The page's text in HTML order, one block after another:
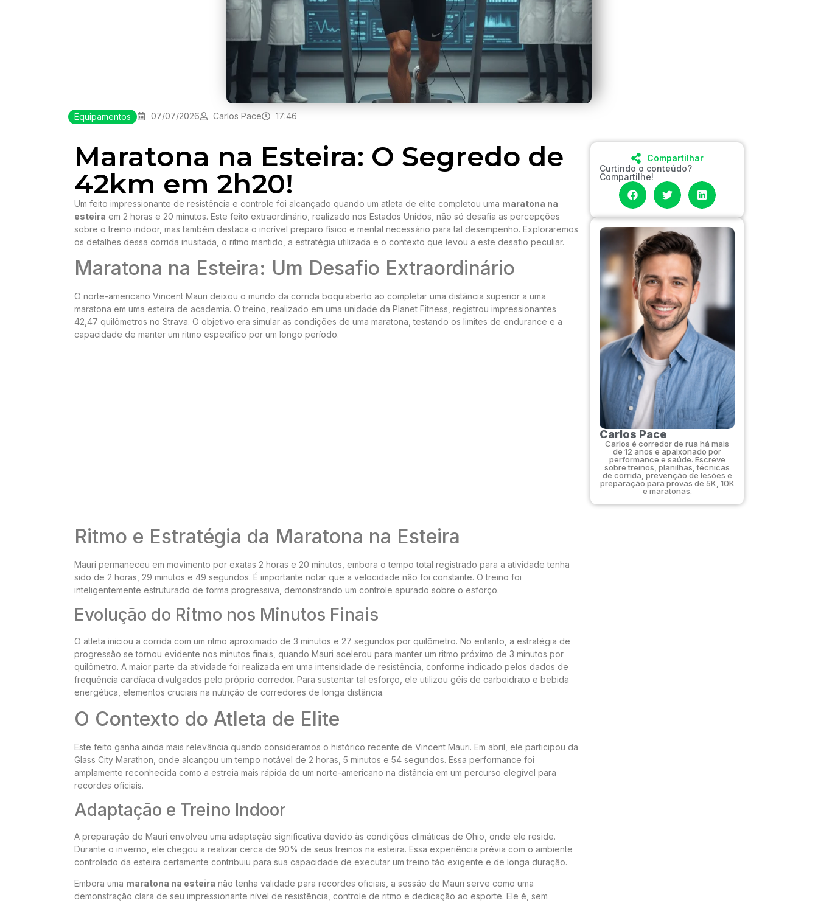
Equipamentos 07/07/2026 Carlos Pace 17:46
Maratona na Esteira: O Segredo de
42km em 2h20!
Um feito impressionante de resistência e controle foi alcançado quando um atleta de elite completou uma maratona na
esteira em 2 horas e 20 minutos. Este feito extraordinário, realizado nos Estados Unidos, não só desafia as percepções
sobre o treino indoor, mas também destaca o incrível preparo físico e mental necessário para tal desempenho. Exploraremos
os detalhes dessa corrida inusitada, o ritmo mantido, a estratégia utilizada e o contexto que levou a este desafio peculiar.
Maratona na Esteira: Um Desafio Extraordinário
O norte-americano Vincent Mauri deixou o mundo da corrida boquiaberto ao completar uma distância superior a uma
maratona em uma esteira de academia. O treino, realizado em uma unidade da Planet Fitness, registrou impressionantes
42,47 quilômetros no Strava. O objetivo era simular as condições de uma maratona, testando os limites de endurance e a
capacidade de manter um ritmo específico por um longo período.
Ritmo e Estratégia da Maratona na Esteira
Mauri permaneceu em movimento por exatas 2 horas e 20 minutos, embora o tempo total registrado para a atividade tenha
sido de 2 horas, 29 minutos e 49 segundos. É importante notar que a velocidade não foi constante. O treino foi
inteligentemente estruturado de forma progressiva, demonstrando um controle apurado sobre o esforço.
Evolução do Ritmo nos Minutos Finais
O atleta iniciou a corrida com um ritmo aproximado de 3 minutos e 27 segundos por quilômetro. No entanto, a estratégia de
progressão se tornou evidente nos minutos finais, quando Mauri acelerou para manter um ritmo próximo de 3 minutos por
quilômetro. A maior parte da atividade foi realizada em uma intensidade de resistência, conforme indicado pelos dados de
frequência cardíaca divulgados pelo próprio corredor. Para sustentar tal esforço, ele utilizou géis de carboidrato e bebida
energética, elementos cruciais na nutrição de corredores de longa distância.
O Contexto do Atleta de Elite
Este feito ganha ainda mais relevância quando consideramos o histórico recente de Vincent Mauri. Em abril, ele participou da
Glass City Marathon, onde alcançou um tempo notável de 2 horas, 5 minutos e 54 segundos. Essa performance foi
amplamente reconhecida como a estreia mais rápida de um norte-americano na distância em um percurso elegível para
recordes oficiais.
Adaptação e Treino Indoor
A preparação de Mauri envolveu uma adaptação significativa devido às condições climáticas de Ohio, onde ele reside.
Durante o inverno, ele chegou a realizar cerca de 90% de seus treinos na esteira. Essa experiência prévia com o ambiente
controlado da esteira certamente contribuiu para sua capacidade de executar um treino tão exigente e de longa duração.
Embora uma maratona na esteira não tenha validade para recordes oficiais, a sessão de Mauri serve como uma
demonstração clara de seu impressionante nível de resistência, controle de ritmo e dedicação ao esporte. Ele é, sem
Compartilhar
Curtindo o conteúdo?
Compartilhe!
Carlos Pace
Carlos é corredor de rua há mais
de 12 anos e apaixonado por
performance e saúde. Escreve
sobre treinos, planilhas, técnicas
de corrida, prevenção de lesões e
preparação para provas de 5K, 10K
e maratonas.